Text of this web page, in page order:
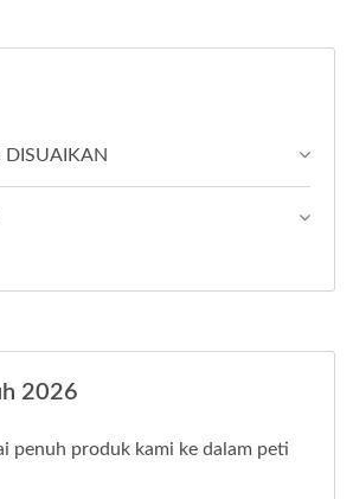
DISUAIKAN
2026
penuh produk kami ke dalam peti